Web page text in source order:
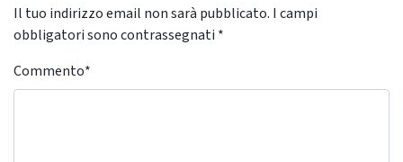
Il tuo indirizzo email non sarà pubblicato. I campi
obbligatori sono contrassegnati *
Commento*